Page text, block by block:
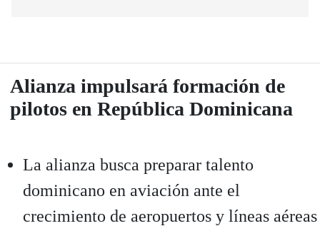
Alianza impulsará formación de
pilotos en República Dominicana
La alianza busca preparar talento
dominicano en aviación ante el
crecimiento de aeropuertos y líneas aéreas